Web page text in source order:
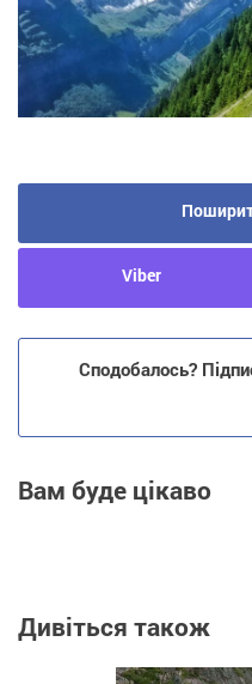
Viber
Сподобалось?
Вам буде цікаво
Дивіться також